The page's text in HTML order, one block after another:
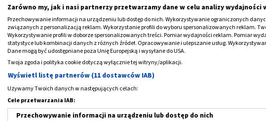
Trądzik pospolity: przyczyny i objawy.
Jak wygląda leczenie?
Jak się go
Zarówno my, jak i nasi partnerzy przetwarzamy dane w celu analizy
Przechowywanie informacji na urządzeniu lub dostęp do nich. Wykorzystywanie ograniczonych
związanych z personalizacją reklam. Wykorzystanie profili do wyboru spersonalizowanych reklam.
Wykorzystywanie profili w doborze spersonalizowanych treści. Pomiar wydajności reklam. Pomiar
statystyce lub kombinacji danych z różnych źródeł. Opracowywanie i ulepszanie usług.
Dane mogą być udostępniane poza Unię Europejską i wysyłane do USA.
Twoja zgoda i polityka cookie dotyczą wyłącznie tej witryny/aplikacji.
Wyświetl listę partnerów (11 dostawców IAB)
Używamy Twoich danych w następujących celach:
Cele przetwarzania IAB:
Przechowywanie informacji na urządzeniu lub dostęp do nich